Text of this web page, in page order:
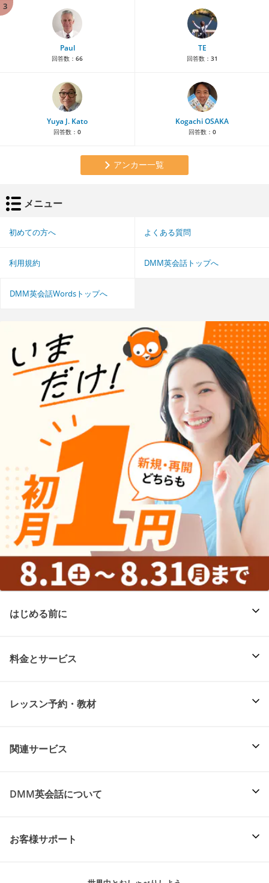
3
Paul
回答数： 66
TE
回答数： 31
Yuya J. Kato
回答数： 0
Kogachi OSAKA
回答数： 0
アンカー一覧
メニュー
初めての方へ よくある質問
利用規約 DMM英会話トップへ
DMM英会話Wordsトップへ
はじめる前に
料金とサービス
レッスン予約・教材
関連サービス
DMM英会話について
お客様サポート